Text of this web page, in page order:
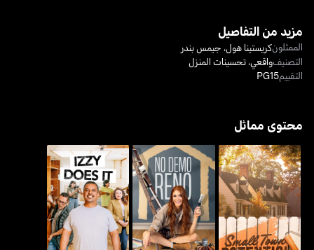
مزيد من التفاصيل
الممثلونكريستينا هول، جيمس بندر
التصنيفواقعي،تحسينات المنزل
التقييمPG15
محتوى مماثل
سمول تاون بوتينشال نو ديمو رينو إيزي دوز إت